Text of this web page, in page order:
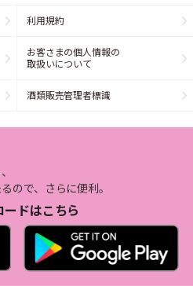
利用規約
お客さまの個人情報の
取扱いについて
酒類販売管理者標識
ので、さらに便利。
ードはこちら